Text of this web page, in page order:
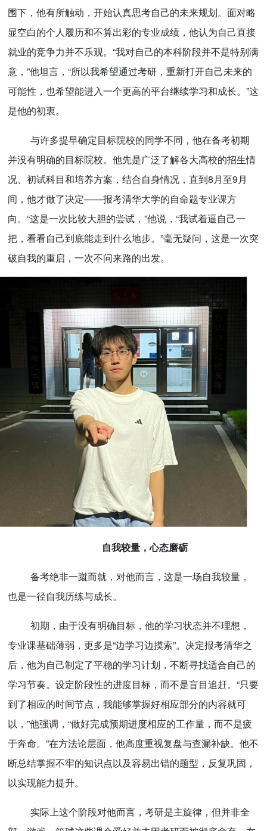
围下，他有所触动，开始认真思考自己的未来规划。面对略
显空白的个人履历和不算出彩的专业成绩，他认为自己直接
就业的竞争力并不乐观。“我对自己的本科阶段并不是特别满
意，”他坦言，“所以我希望通过考研，重新打开自己未来的
可能性，也希望能进入一个更高的平台继续学习和成长。”这
是他的初衷。
与许多提早确定目标院校的同学不同，他在备考初期
并没有明确的目标院校。他先是广泛了解各大高校的招生情
况、初试科目和培养方案，结合自身情况，直到8月至9月
间，他才做了决定——报考清华大学的自命题专业课方
向。“这是一次比较大胆的尝试，”他说，“我试着逼自己一
把，看看自己到底能走到什么地步。”毫无疑问，这是一次突
破自我的重启，一次不问来路的出发。
自我较量，心态磨砺
备考绝非一蹴而就，对他而言，这是一场自我较量，
也是一径自我历练与成长。
初期，由于没有明确目标，他的学习状态并不理想，
专业课基础薄弱，更多是“边学习边摸索”。决定报考清华之
后，他为自己制定了平稳的学习计划，不断寻找适合自己的
学习节奏。设定阶段性的进度目标，而不是盲目追赶。“只要
到了相应的时间节点，我能够掌握好相应部分的内容就可
以，”他强调，“做好完成预期进度相应的工作量，而不是疲
于奔命。”在方法论层面，他高度重视复盘与查漏补缺。他不
断总结掌握不牢的知识点以及容易出错的题型，反复巩固，
以实现能力提升。
实际上这个阶段对他而言，考研是主旋律，但并非全